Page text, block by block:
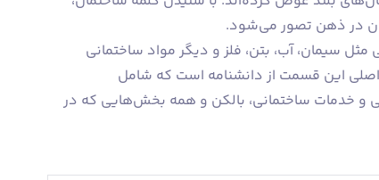
در ذهن تصور می‌شود.
سیمان، آب، بتن، فلز و دیگر مواد ساختمانی
این قسمت از دانشنامه است که شامل
کشی و خدمات ساختمانی، بالکن و همه بخش‌هایی که در